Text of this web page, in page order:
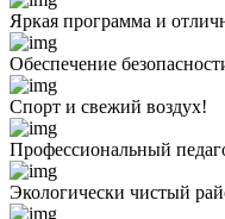
Яркая программа и
Обеспечение
Спорт и свежий воздух!
Профессиональный
Экологически чистый